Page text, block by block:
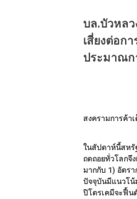
บล.บัวหล
เสี่ยงต่อก
ประมาณก
สงครามการค้า
ในสัปดาห์นี้สหรั
ถดถอยทั่วโลกจึ
มากกับ 1) อัตร
ปัจจุบันมีแนวโน้
ปิโตรเคมีจะฟื้น